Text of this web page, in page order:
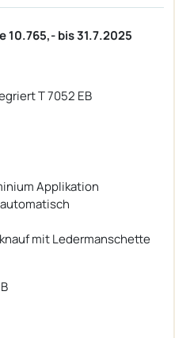
10.765,- bis 31.7.2025
T 7052 EB
Applikation
mit Ledermanschette